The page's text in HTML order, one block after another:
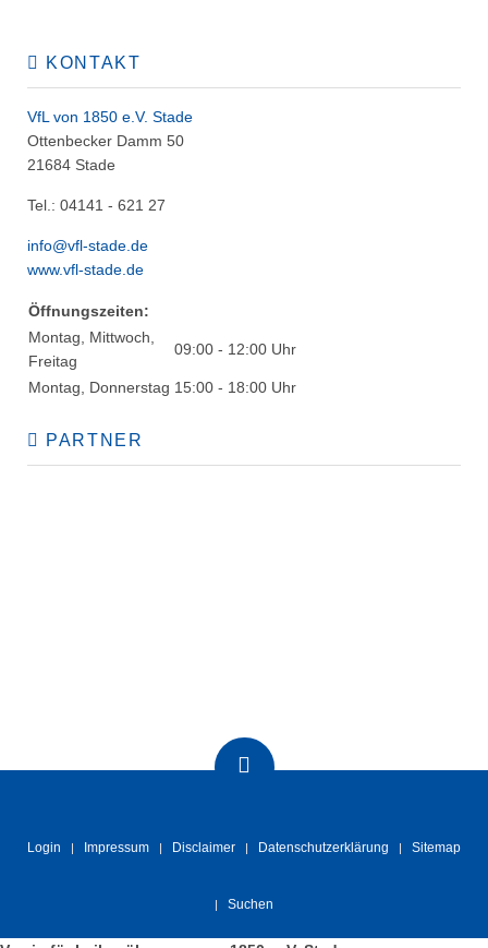
KONTAKT
VfL von 1850 e.V. Stade
Ottenbecker Damm 50
21684 Stade
Tel.: 04141 - 621 27
info@vfl-stade.de
www.vfl-stade.de
Öffnungszeiten:
Montag, Mittwoch,
Freitag
09:00 - 12:00 Uhr
Montag, Donnerstag 15:00 - 18:00 Uhr
PARTNER
Login Impressum Disclaimer Datenschutzerklärung Sitemap
Suchen